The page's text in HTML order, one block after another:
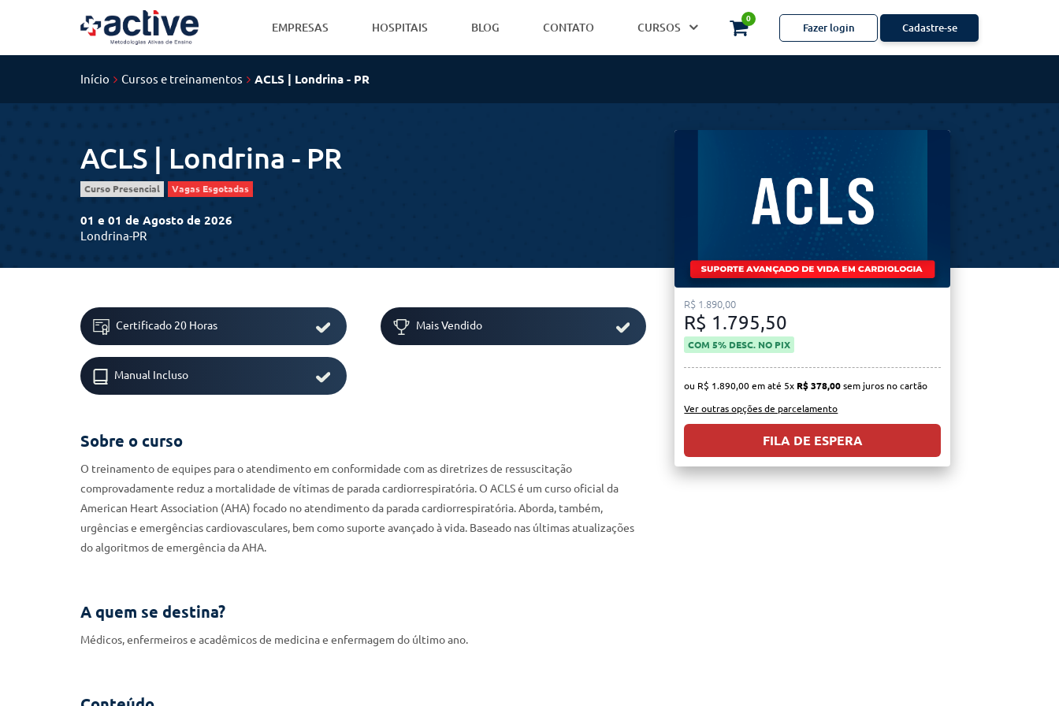
EMPRESAS HOSPITAIS BLOG CONTATO CURSOS
0
Fazer login Cadastre-se
Início Cursos e treinamentos ACLS | Londrina - PR
ACLS | Londrina - PR
01 e 01 de Agosto de 2026
Londrina-PR
R$ 1.890,00
R$ 1.795,50
COM 5% DESC. NO PIX
ou R$ 1.890,00 em até 5x R$ 378,00 sem juros no cartão
Ver outras opções de parcelamento
FILA DE ESPERA
Certificado 20 Horas Mais Vendido
Manual Incluso
Sobre o curso
O treinamento de equipes para o atendimento em conformidade com as diretrizes de ressuscitação
comprovadamente reduz a mortalidade de vítimas de parada cardiorrespiratória. O ACLS é um curso oficial da
American Heart Association (AHA) focado no atendimento da parada cardiorrespiratória. Aborda, também,
urgências e emergências cardiovasculares, bem como suporte avançado à vida. Baseado nas últimas atualizações
do algoritmos de emergência da AHA.
A quem se destina?
Médicos, enfermeiros e acadêmicos de medicina e enfermagem do último ano.